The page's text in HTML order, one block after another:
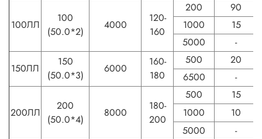
100ЛЛ
100
(50.0*2)
4000
120-
160
200
90
1000
15
5000
-
150ЛЛ
150
(50.0*3)
6000
160-
180
500
20
6500
-
200ЛЛ
200
(50.0*4)
8000
180-
200
500
15
1000
10
5000
-